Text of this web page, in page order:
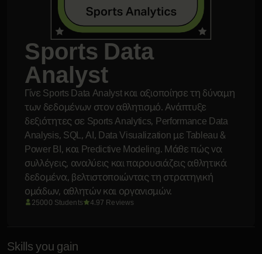
Sports Data
Analyst
Γίνε Sports Data Analyst και αξιοποίησε τη δύναμη
των δεδομένων στον αθλητισμό. Ανάπτυξε
δεξιότητες σε Sports Analytics, Performance Data
Analysis, SQL, AI, Data Visualization με Tableau &
Power BI, και Predictive Modeling. Μάθε πώς να
συλλέγεις, αναλύεις και παρουσιάζεις αθλητικά
δεδομένα, βελτιστοποιώντας τη στρατηγική
ομάδων, αθλητών και οργανισμών.
25000 Students 4.97 Reviews
Skills you gain